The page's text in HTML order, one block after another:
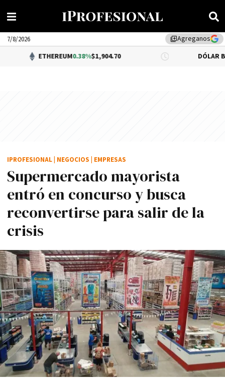
library_addAgreganos
7/8/2026
0.38%$1,904.70 DÓLAR BNA 0.34%
Supermercado mayorista
entró en concurso y busca
reconvertirse para salir de la
crisis
IPROFESIONAL NEGOCIOS EMPRESAS